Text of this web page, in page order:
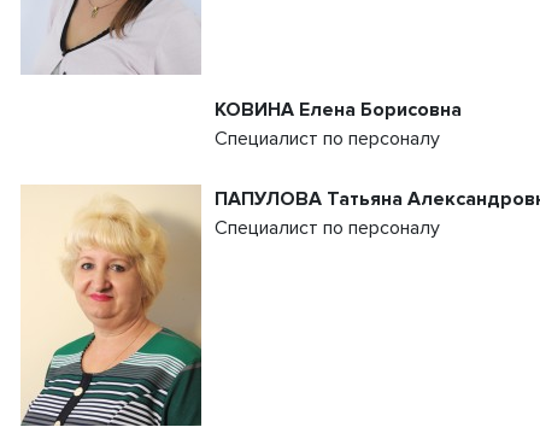
КОВИНА Елена Борисовна
Специалист по персоналу
ПАПУЛОВА Татьяна
Специалист по персоналу